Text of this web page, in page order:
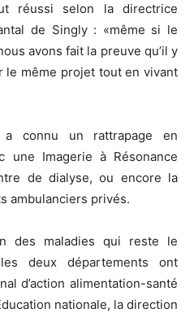
réussi selon la directrice
de Singly : «même si le
avons fait la preuve qu’il y
le même projet tout en vivant
connu un rattrapage en
une Imagerie à Résonance
de dialyse, ou encore la
ambulanciers privés.
des maladies qui reste le
deux départements ont
d’action alimentation-santé
nationale, la direction